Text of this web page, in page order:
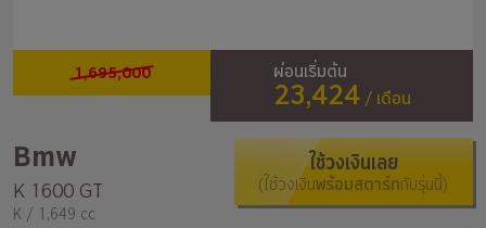
1,695,000 ผ่อนเริ่มต้น
23,424/ เดือน
Bmw
K 1600 GT
K / 1,649 cc
ใช้วงเงินเลย
(ใช้วงเงินพร้อมสตาร์ทกับรุ่นนี้)